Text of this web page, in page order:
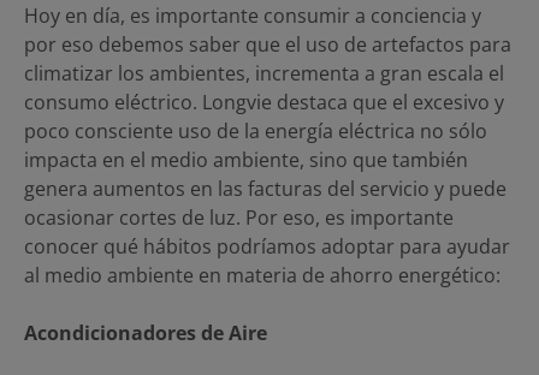
Hoy en día, es importante consumir a conciencia y
por eso debemos saber que el uso de artefactos para
climatizar los ambientes, incrementa a gran escala el
consumo eléctrico. Longvie destaca que el excesivo y
poco consciente uso de la energía eléctrica no sólo
impacta en el medio ambiente, sino que también
genera aumentos en las facturas del servicio y puede
ocasionar cortes de luz. Por eso, es importante
conocer qué hábitos podríamos adoptar para ayudar
al medio ambiente en materia de ahorro energético:
Acondicionadores de Aire